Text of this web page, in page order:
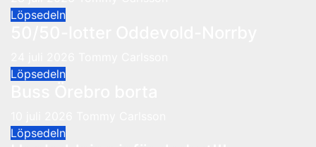
Löpsedeln
Löpsedeln
Löpsedeln